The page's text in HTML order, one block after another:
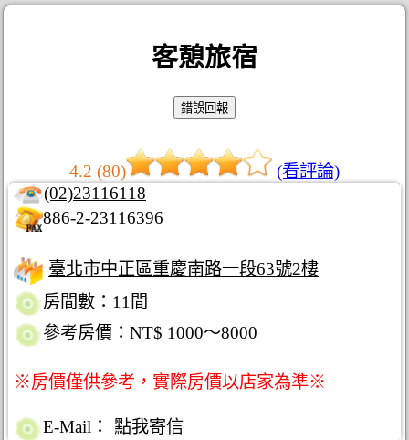
客憩旅宿
4.2 (80)
(看評論)
(02)23116118
886-2-23116396
臺北市中正區重慶南路一段63號2樓
房間數：11間
參考房價：NT$ 1000～8000
※房價僅供參考，實際房價以店家為準※
E-Mail： 點我寄信